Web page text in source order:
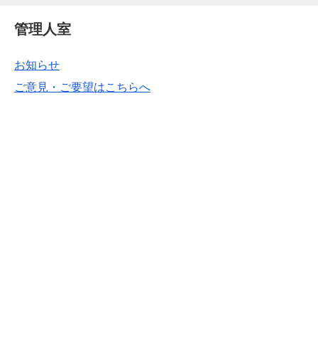
管理人室
お知らせ
ご意見・ご要望はこちらへ